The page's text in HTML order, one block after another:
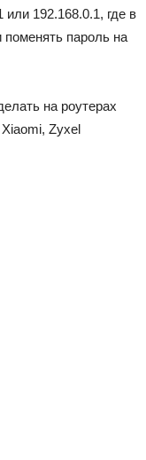
или 192.168.0.1, где в
поменять пароль на
на роутерах
Zyxel